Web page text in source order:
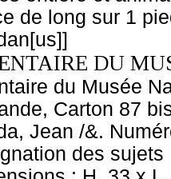
de long sur 1
DU
du Musée
Carton 87
Jean /&.
des